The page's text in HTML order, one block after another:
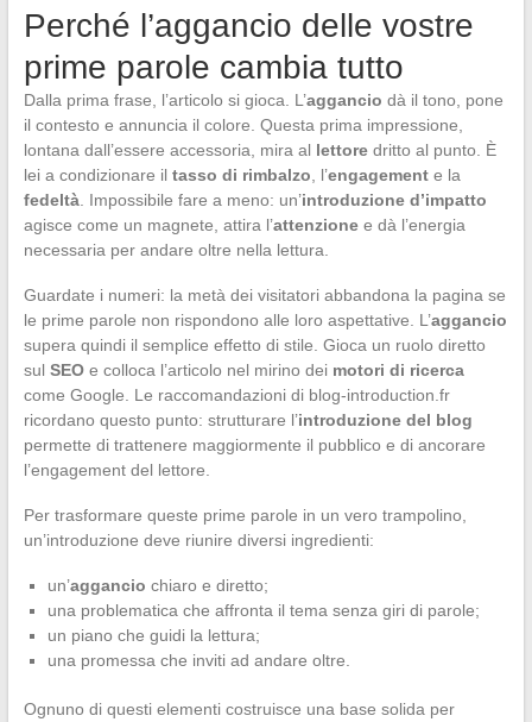
Perché l’aggancio delle vostre
prime parole cambia tutto
Dalla prima frase, l’articolo si gioca. L’aggancio dà il tono, pone
il contesto e annuncia il colore. Questa prima impressione,
lontana dall’essere accessoria, mira al lettoredritto al punto. È
lei a condizionare il tasso di rimbalzo , l’engagemente la
fedeltà. Impossibile fare a meno: un’introduzione d’impatto
agisce come un magnete, attira l’attenzionee dà l’energia
necessaria per andare oltre nella lettura.
Guardate i numeri: la metà dei visitatori abbandona la pagina se
le prime parole non rispondono alle loro aspettative. L’aggancio
supera quindi il semplice effetto di stile. Gioca un ruolo diretto
sul SEOe colloca l’articolo nel mirino dei motori di ricerca
come Google. Le raccomandazioni di blog-introduction.fr
ricordano questo punto: strutturare l’introduzione del blog
permette di trattenere maggiormente il pubblico e di ancorare
l’engagement del lettore.
Per trasformare queste prime parole in un vero trampolino,
un’introduzione deve riunire diversi ingredienti:
un’aggancio chiaro e diretto;
una problematica che affronta il tema senza giri di parole;
un piano che guidi la lettura;
una promessa che inviti ad andare oltre.
Ognuno di questi elementi costruisce una base solida per